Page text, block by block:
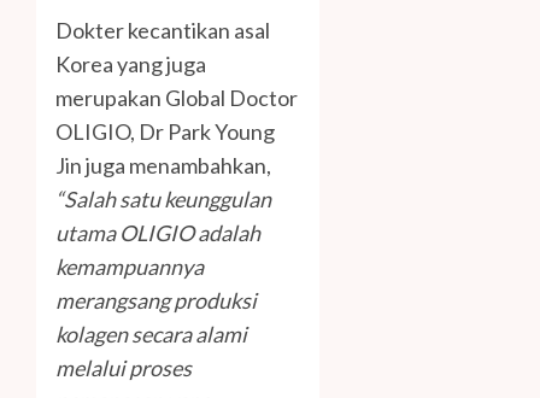
Dokter kecantikan asal
Korea yang juga
merupakan Global Doctor
OLIGIO, Dr Park Young
Jin juga menambahkan,
“Salah satu keunggulan
utama OLIGIO adalah
kemampuannya
merangsang produksi
kolagen secara alami
melalui proses